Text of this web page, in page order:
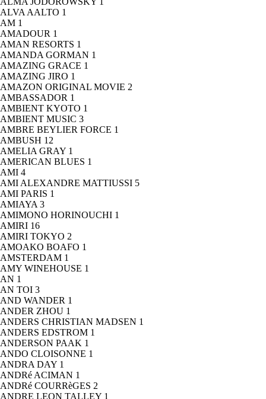
ALVA AALTO 1
AM 1
AMADOUR 1
AMAN RESORTS 1
AMANDA GORMAN 1
AMAZING GRACE 1
AMAZING JIRO 1
AMAZON ORIGINAL MOVIE 2
AMBASSADOR 1
AMBIENT KYOTO 1
AMBIENT MUSIC 3
AMBRE BEYLIER FORCE 1
AMBUSH 12
AMELIA GRAY 1
AMERICAN BLUES 1
AMI 4
AMI ALEXANDRE MATTIUSSI 5
AMI PARIS 1
AMIAYA 3
AMIMONO HORINOUCHI 1
AMIRI 16
AMIRI TOKYO 2
AMOAKO BOAFO 1
AMSTERDAM 1
AMY WINEHOUSE 1
AN 1
AN TOI 3
AND WANDER 1
ANDER ZHOU 1
ANDERS CHRISTIAN MADSEN 1
ANDERS EDSTROM 1
ANDERSON PAAK 1
ANDO CLOISONNE 1
ANDRA DAY 1
ANDRé ACIMAN 1
ANDRé COURRèGES 2
ANDRE LEON TALLEY 1